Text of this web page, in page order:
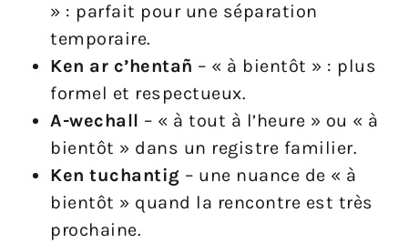
» : parfait pour une séparation
temporaire.
Ken ar c’hentañ – « à bientôt » : plus
formel et respectueux.
A-wechall – « à tout à l’heure » ou « à
bientôt » dans un registre familier.
Ken tuchantig – une nuance de « à
bientôt » quand la rencontre est très
prochaine.